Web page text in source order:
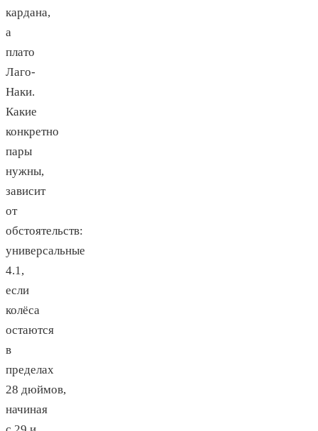
кардана,
а
плато
Лаго-
Наки.
Какие
конкретно
пары
нужны,
зависит
от
обстоятельств:
универсальные
4.1,
если
колёса
остаются
в
пределах
28 дюймов,
начиная